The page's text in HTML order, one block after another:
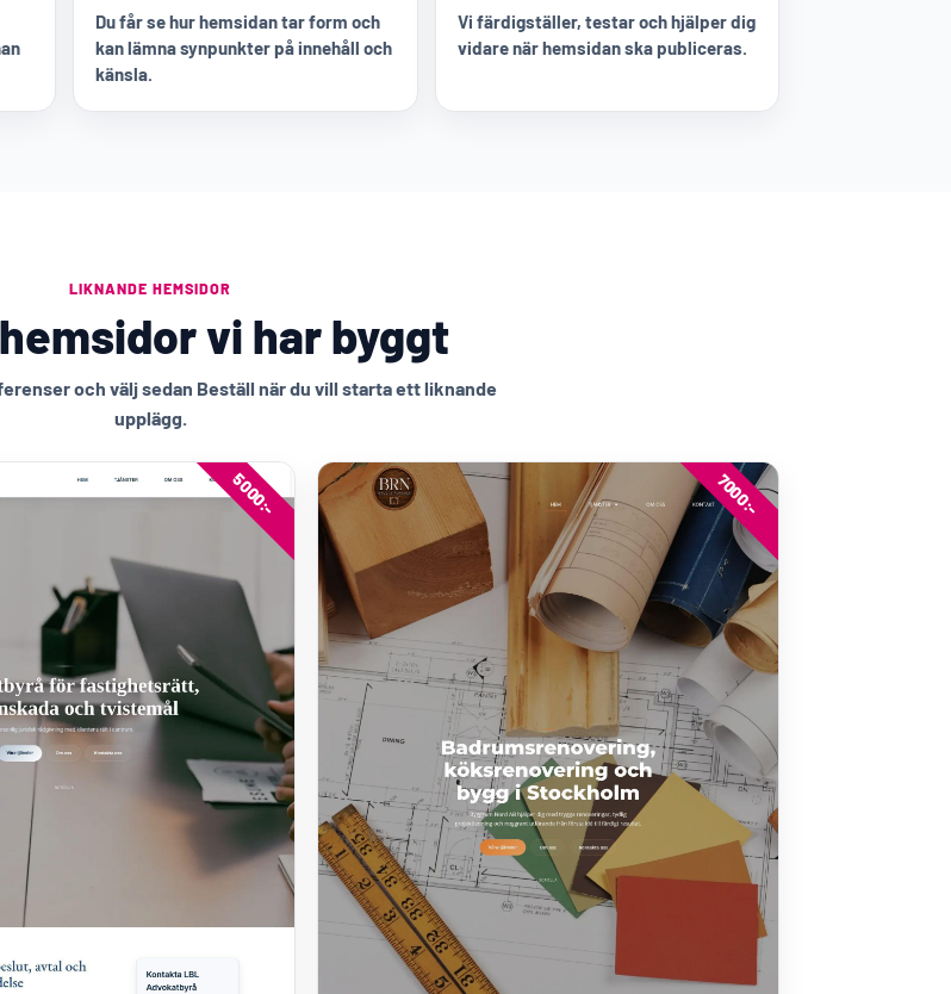
Du får se hur hemsidan tar form och
kan lämna synpunkter på innehåll och
känsla.
Vi färdigställer, testar och hjälper dig
vidare när hemsidan ska publiceras.
LIKNANDE HEMSIDOR
vi har byggt
och välj sedan Beställ när du vill starta ett liknande
upplägg.
5000:- 7000:-